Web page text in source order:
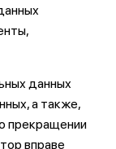
данных
а также,
прекращении
вправе